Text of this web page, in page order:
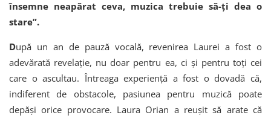
însemne neapărat ceva, muzica trebuie să-ți dea o
stare”.
După un an de pauză vocală, revenirea Laurei a fost o
adevărată revelație, nu doar pentru ea, ci și pentru toți cei
care o ascultau. Întreaga experiență a fost o dovadă că,
indiferent de obstacole, pasiunea pentru muzică poate
depăși orice provocare. Laura Orian a reușit să arate că